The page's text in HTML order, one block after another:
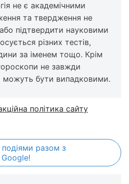
не є академічними
та твердження не
підтвердити науковими
різних тестів,
за іменем тощо. Крім
не завжди
можуть бути випадковими.
політика сайту
подіями разом з